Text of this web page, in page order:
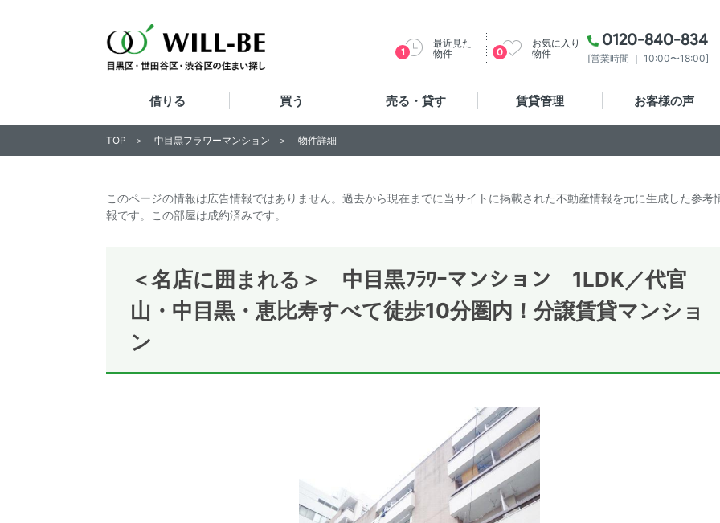
0120-840-834
[営業時間 ｜ 10:00〜18:00]
最近見た
物件
1
お気に入り
物件
0
借りる 買う 売る・貸す 賃貸管理 お客様の声
このページの情報は広告情報ではありません。過去から現在までに当サイトに掲載された不動産情報を元に生成した参考
報です。この部屋は成約済みです。
＜名店に囲まれる＞ 中目黒ﾌﾗﾜｰマンション 1LDK／代官
山・中目黒・恵比寿すべて徒歩10分圏内！分譲賃貸マンショ
ン
TOP 中目黒フラワーマンション 物件詳細